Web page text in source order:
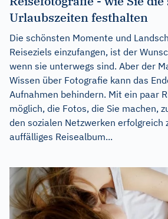
Urlaubszeiten festhalten
Die schönsten Momente und
Reiseziels einzufangen, ist der
wenn sie unterwegs sind. Aber der
Wissen über Fotografie kann das
Aufnahmen behindern. Mit ein paar
möglich, die Fotos, die Sie machen,
den sozialen Netzwerken erfolgreich
auffälliges Reisealbum...